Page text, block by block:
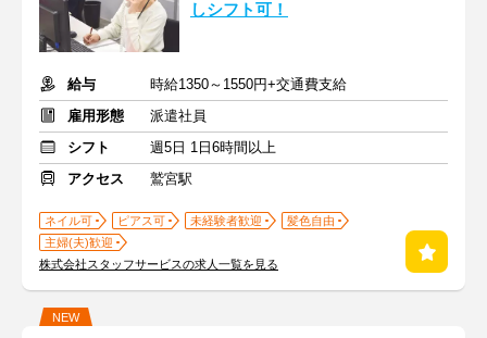
しシフト可！
給与
時給1350～1550円+交通費支給
雇用形態
派遣社員
シフト
週5日 1日6時間以上
アクセス
鷲宮駅
ネイル可 ピアス可 未経験者歓迎
髪色自由
主婦(夫)歓迎
株式会社スタッフサービスの求人一覧を見る
NEW